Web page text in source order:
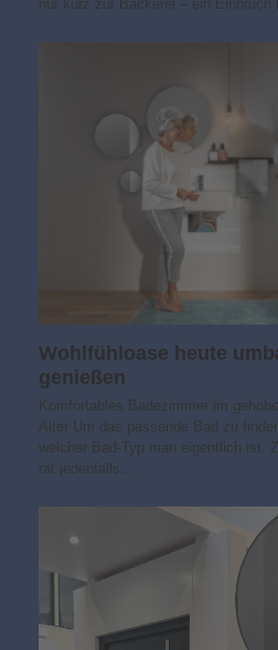
nur kurz zur Bäckerei – ein
Wohlfühloase heute
genießen
Komfortables Badezimmer im
Alter Um das passende Bad zu
welcher Bad-Typ man eigentlich ist.
rät jedenfalls…